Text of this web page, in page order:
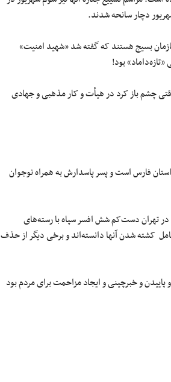
دچار سانحه شدند.
فجر» و محمد سجادی‌زاده ۱۷ ساله عضو سازمان بسیج هستند که گفته شد «شهید امنیت»
بود!
چشم باز کرد در هیأت و کار مذهبی و جهادی
فارس است و پسر پاسدارش به همراه نوجوان
در تهران دست‌کم شش افسر سپاه با رسته‌های
کشته شدن آنها دانسته‌اند و برخی دیگر از حذف
و خبرچینی و ایجاد مزاحمت برای مردم بود